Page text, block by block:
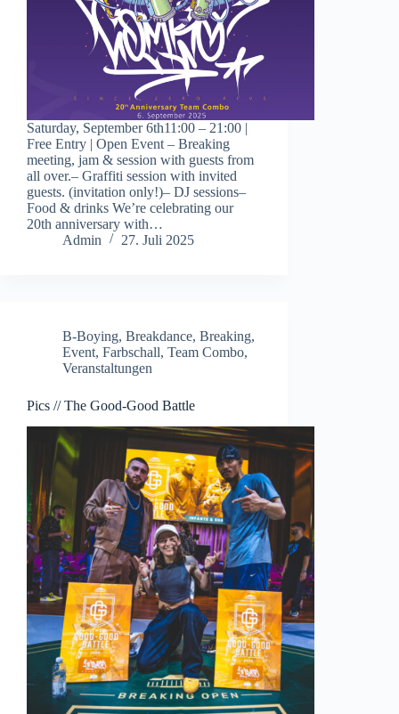
Saturday, September 6th11:00 – 21:00 |
Free Entry | Open Event – Breaking
meeting, jam & session with guests from
all over.– Graffiti session with invited
guests. (invitation only!)– DJ sessions–
Food & drinks We’re celebrating our
20th anniversary with…
Admin
27. Juli 2025
B-Boying, Breakdance, Breaking,
Event, Farbschall, Team Combo,
Veranstaltungen
Pics // The Good-Good Battle